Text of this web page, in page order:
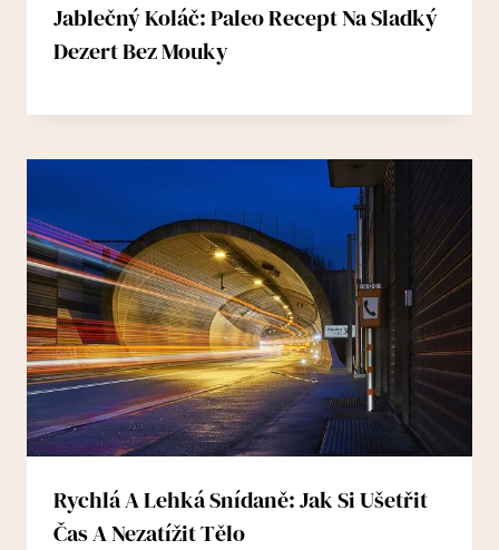
Jablečný Koláč: Paleo Recept Na Sladký
Dezert Bez Mouky
Rychlá A Lehká Snídaně: Jak Si Ušetřit
Čas A Nezatížit Tělo